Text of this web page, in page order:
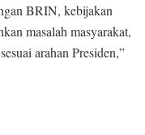
BRIN, kebijakan
masalah masyarakat,
arahan Presiden,”